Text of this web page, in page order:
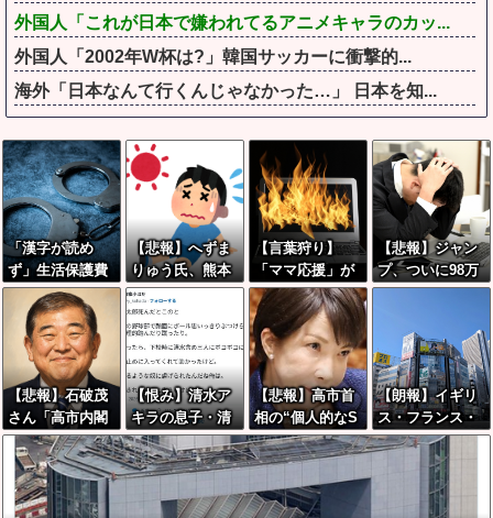
外国人「これが日本で嫌われてるアニメキャラのカッ...
外国人「2002年W杯は?」韓国サッカーに衝撃的...
海外「日本なんて行くんじゃなかった…」 日本を知...
「漢字が読め
ず」生活保護費
を不正受給容
疑…フィリピン
国籍の女を逮捕
【悲報】へずま
りゅう氏、熊本
震災ボランティ
アで熱中症疑い
「水風呂に入っ
ても体内が熱く
感じる…」 →
野口健さん「休
養日を設けた方
がいい！」
【言葉狩り】
「ママ応援」が
炎上して謝罪…
もう何も言えな
い
【悲報】ジャン
プ、ついに98万
部…全盛期653
で落ちる
【悲報】石破茂
さん「高市内閣
のやり方は強引
だ！」支持率下
落の理由を指摘
→ ﾈｯﾄ「お前が
【恨み】清水ア
キラの息子・清
水良太郎さん死
去で、落語家・
柳家小はだが
「いじめ」「暴
【悲報】高市首
相の“個人的なS
NS投稿”で習近
平ブチギレ説ｗ
ｗｗｗｗ
【朗報】イギリ
ス・フランス・
ドイツ「日本行
きたい」検索ラ
ンキング上位独